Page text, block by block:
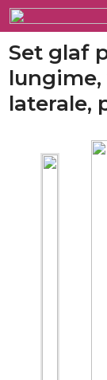
Set glaf
lungime,
laterale,